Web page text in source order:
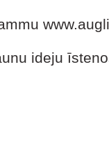
ideju